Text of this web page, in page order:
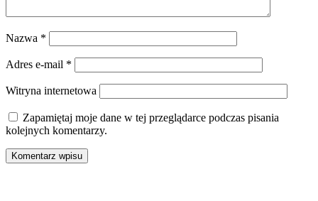
Nazwa *
Adres e-mail *
Witryna internetowa
Zapamiętaj moje dane w tej przeglądarce podczas pisania
kolejnych komentarzy.